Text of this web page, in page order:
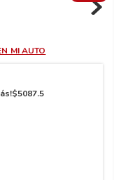
MI AUTO
$5087.5